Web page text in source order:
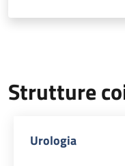
Strutture
Urologia